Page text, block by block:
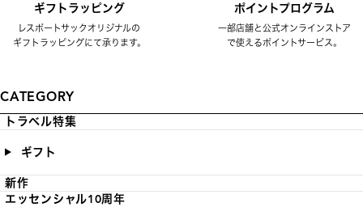
ギフトラッピング
レスポートサックオリジナルの
ギフトラッピングにて承ります。
ポイントプログラム
一部店舗と公式オンラインストア
で使えるポイントサービス。
CATEGORY
トラベル特集
ギフト
新作
エッセンシャル10周年